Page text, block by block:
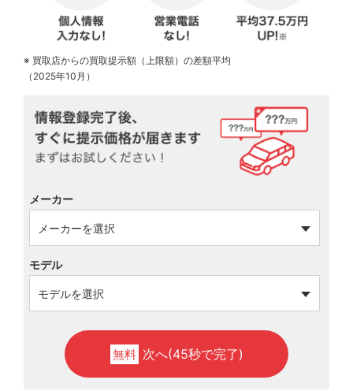
※ 買取店からの買取提示額（上限額）の差額平均
（2025年10月）
メーカー
モデル
無料 次へ(45秒で完了)